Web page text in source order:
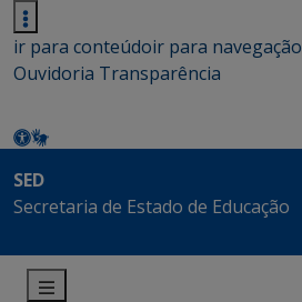
ir para conteúdoir para navegação
Ouvidoria Transparência
SED
Secretaria de Estado de Educação